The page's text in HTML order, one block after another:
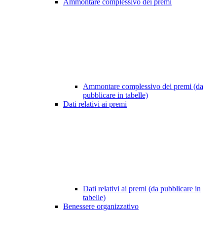
Ammontare complessivo dei premi
Ammontare complessivo dei premi (da
pubblicare in tabelle)
Dati relativi ai premi
Dati relativi ai premi (da pubblicare in
tabelle)
Benessere organizzativo